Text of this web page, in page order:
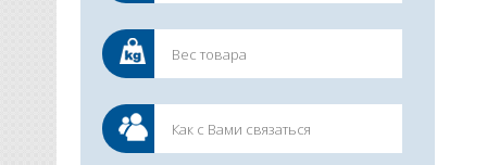
КОНВЕНЦИЯ
                       от 26 июня 1990 года

                        О ВРЕМЕННОМ ВВОЗЕ

                            Преамбула

    Договаривающиеся Стороны  настоящей  Конвенции,  разработанной
под эгидой Совета таможенного сотрудничества,
    Констатируя тот факт,  что современная ситуация,  отличающаяся
ростом числа и разрозненностью международных Таможенных  конвенций
о временном ввозе, является неудовлетворительной,
    Считая, что  это  положение  может  еще  более  ухудшиться   в
будущем,  когда  придется осуществлять международную регламентацию
новых объектов временного ввоза,
    Учитывая пожелания    представителей    торговли    и   других
заинтересованных   кругов   в   отношении   упрощения   выполнения
формальностей,